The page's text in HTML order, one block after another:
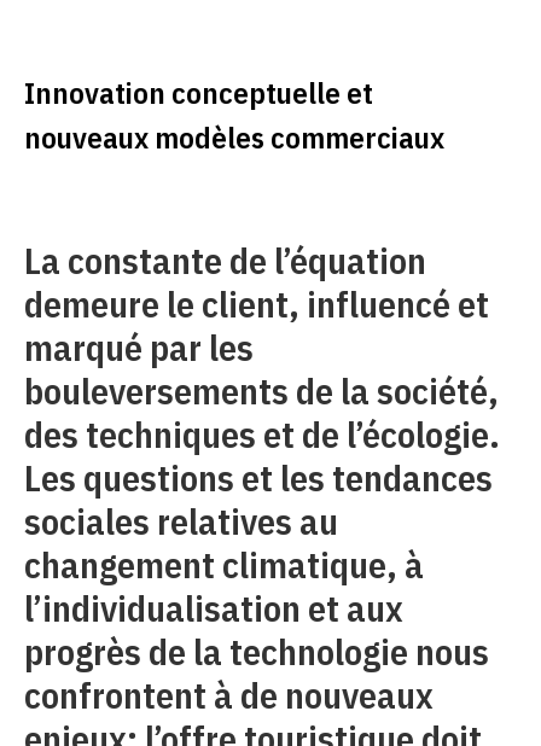
Innovation conceptuelle et
nouveaux modèles commerciaux
La constante de l’équation
demeure le client, influencé et
marqué par les
bouleversements de la société,
des techniques et de l’écologie.
Les questions et les tendances
sociales relatives au
changement climatique, à
l’individualisation et aux
progrès de la technologie nous
confrontent à de nouveaux